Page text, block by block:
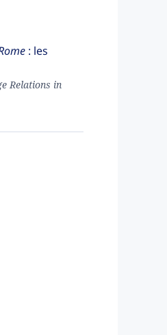
: les
Relations in